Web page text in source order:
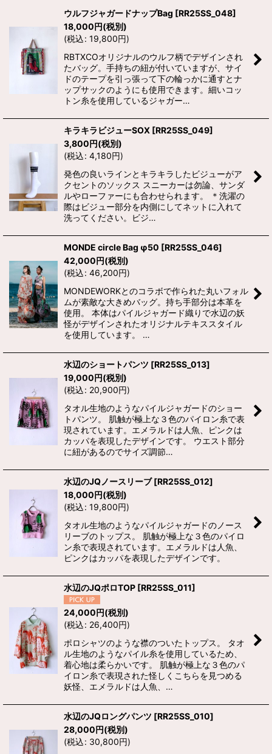
ウルフジャガードナップBag [RR25SS_048]
18,000円(税別)
(税込: 19,800円)
RBTXCOオリジナルのウルフ柄でデザインされ
たバッグ。手持ちの紐が付いていますが、サイ
ドのテープを引っ張って下の輪っかに通すとナ
ップサックのようにも使用できます。細いコッ
トン糸を使用しているジャガー…
キラキラビジューSOX [RR25SS_049]
3,800円(税別)
(税込: 4,180円)
発色の良いラインとキラキラしたビジューがア
クセントのソックス スニーカーは勿論、サンダ
ルやローファーにも合わせられます。 ＊洗濯の
際はビジュー部分を内側にしてネットに入れて
洗ってください。ビジ…
MONDE circle Bag φ50 [RR25SS_046]
42,000円(税別)
(税込: 46,200円)
MONDEWORKとのコラボで作られた丸いフォル
ムが素敵な大きめバッグ。持ち手部分は本革を
使用。 本体はパイルジャガード織りで水辺の妖
怪がデザインされたオリジナルテキススタイル
を使用しています。 …
水辺のショートパンツ [RR25SS_013]
19,000円(税別)
(税込: 20,900円)
タオル生地のようなパイルジャガードのショー
トパンツ。 肌触が極上な３色のパイロン糸で表
現されています。エメラルドは人魚、ピンクは
カッパを表現したデザインです。 ウエスト部分
に紐があるのでサイズ調節…
水辺のJQノースリーブ [RR25SS_012]
18,000円(税別)
(税込: 19,800円)
タオル生地のようなパイルジャガードのノース
リーブのトップス。 肌触が極上な３色のパイロ
ン糸で表現されています。エメラルドは人魚、
ピンクはカッパを表現したデザインです。
水辺のJQポロTOP [RR25SS_011]
24,000円(税別)
(税込: 26,400円)
ポロシャツのような襟のついたトップス。 タオ
ル生地のようなパイル糸を使用しているため、
着心地は柔らかいです。 肌触が極上な３色のパ
イロン糸で表現された怪しくこちらを見つめる
妖怪、エメラルドは人魚、…
水辺のJQロングパンツ [RR25SS_010]
28,000円(税別)
(税込: 30,800円)